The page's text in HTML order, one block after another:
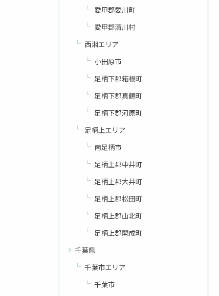
愛甲郡愛川町
愛甲郡清川村
西湘エリア
小田原市
足柄下郡箱根町
足柄下郡真鶴町
足柄下郡河原町
足柄上エリア
南足柄市
足柄上郡中井町
足柄上郡大井町
足柄上郡松田町
足柄上郡山北町
足柄上郡開成町
千葉県
千葉市エリア
千葉市